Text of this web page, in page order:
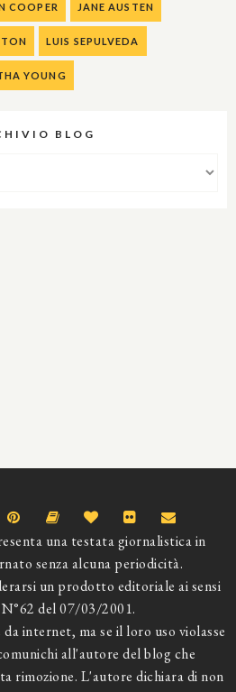
COOPER JANE AUSTEN
LUIS SEPULVEDA
YOUNG
BLOG
una testata giornalistica in
senza alcuna periodicità.
un prodotto editoriale ai sensi
del 07/03/2001.
internet, ma se il loro uso violasse
all'autore del blog che
rimozione. L'autore dichiara di non